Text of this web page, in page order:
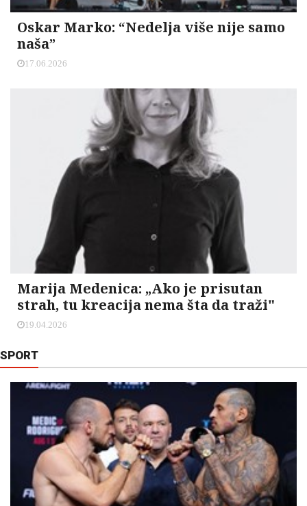
Oskar Marko: “Nedelja više nije samo
naša”
17.06.2026
Marija Medenica: „Ako je prisutan
strah, tu kreacija nema šta da traži"
19.04.2026
SPORT